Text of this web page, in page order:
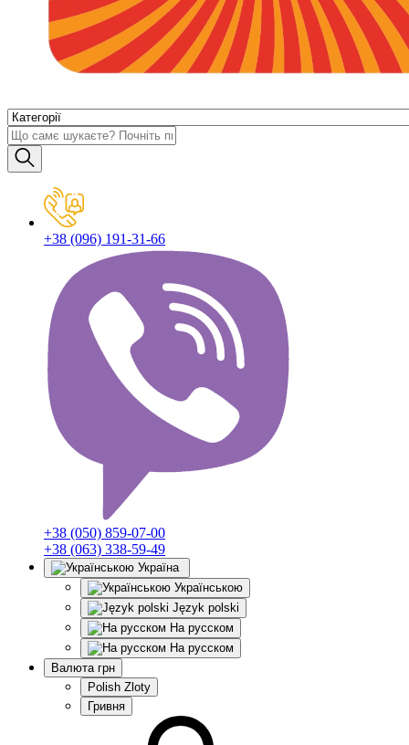
+38 (096) 191-31-66
+38 (050) 859-07-00
+38 (063) 338-59-49
Україна
Українською
Język polski
На русском
На русском
Валюта грн
Polish Zloty
Гривня